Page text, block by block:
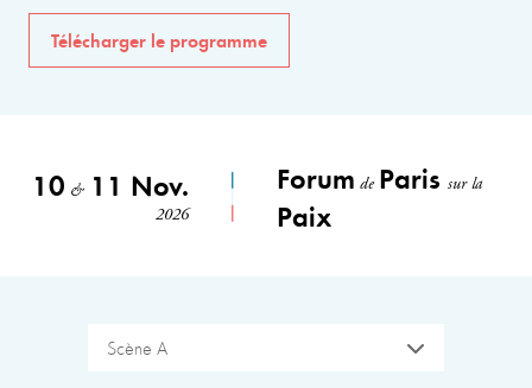
Télécharger le programme
10 &11 Nov.
2026
Forum de Parissur la
Paix
Scène A